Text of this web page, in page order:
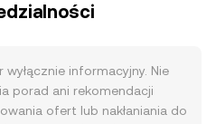
informacyjny. Nie
porad ani rekomendacji
ofert lub nakłaniania do